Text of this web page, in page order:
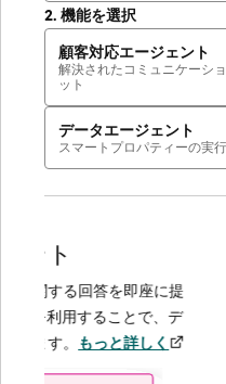
2. 機能を選択
顧客対応エージェント
解決されたコミュニケーシ
ット
データエージェント
スマートプロパティーの実
する回答を即座に提
利用することで、デ
もっと詳しく